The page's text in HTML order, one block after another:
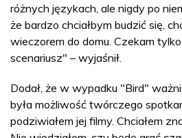
różnych językach, ale nigdy po
że bardzo chciałbym budzić się,
wieczorem do domu. Czekam
scenariusz" – wyjaśnił.
Dodał, że w wypadku "Bird"
była możliwość twórczego
podziwiałem jej filmy. Chciałem